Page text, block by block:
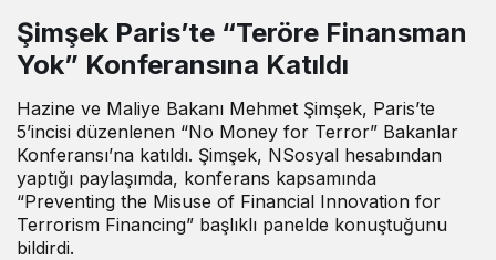
Şimşek Paris’te “Teröre Finansman
Yok” Konferansına Katıldı
Hazine ve Maliye Bakanı Mehmet Şimşek, Paris’te
5’incisi düzenlenen “No Money for Terror” Bakanlar
Konferansı’na katıldı. Şimşek, NSosyal hesabından
yaptığı paylaşımda, konferans kapsamında
“Preventing the Misuse of Financial Innovation for
Terrorism Financing” başlıklı panelde konuştuğunu
bildirdi.